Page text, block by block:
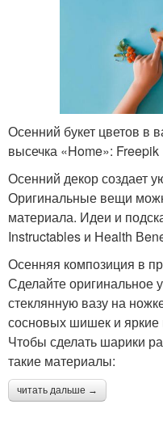
Осенний букет цветов в
высечка «Home»: Freepik
Осенний декор создает
Оригинальные вещи
материала. Идеи и
Instructables и Нealth
Осенняя композиция в
Сделайте оригинальное
стеклянную вазу на
сосновых шишек и яркие
Чтобы сделать шарики
такие материалы:
читать дальше →